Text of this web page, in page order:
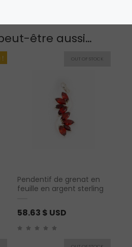
être aussi…
!
Pendentif de grenat en
feuille en argent sterling
58.63 $ USD